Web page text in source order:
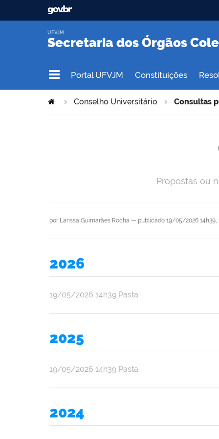
Secretaria dos Órgãos
UFVJM
Portal UFVJM Constituições
Conselho Universitário Consultas
por Larissa Guimarães Rocha — publicado 19/05/2026 14h39,
Propostas ou
2026
por
Araújo
publicado
19/05/2026 14h39 Pasta
2025
por
Araújo
publicado
19/05/2026 14h39 Pasta
2024